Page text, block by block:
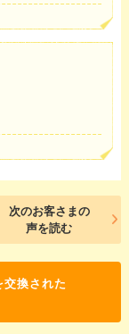
次のお客さまの
声を読む
換された